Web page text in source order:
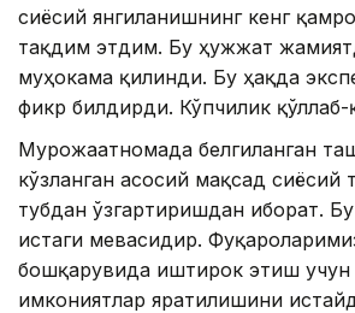
сиёсий янгиланишнинг кенг
тақдим этдим. Бу ҳужжат
муҳокама қилинди. Бу ҳақда
фикр билдирди. Кўпчилик қўллаб-
Мурожаатномада белгиланган
кўзланган асосий мақсад сиёсий
тубдан ўзгартиришдан иборат.
истаги мевасидир.
бошқарувида иштирок этиш учун
имкониятлар яратилишини